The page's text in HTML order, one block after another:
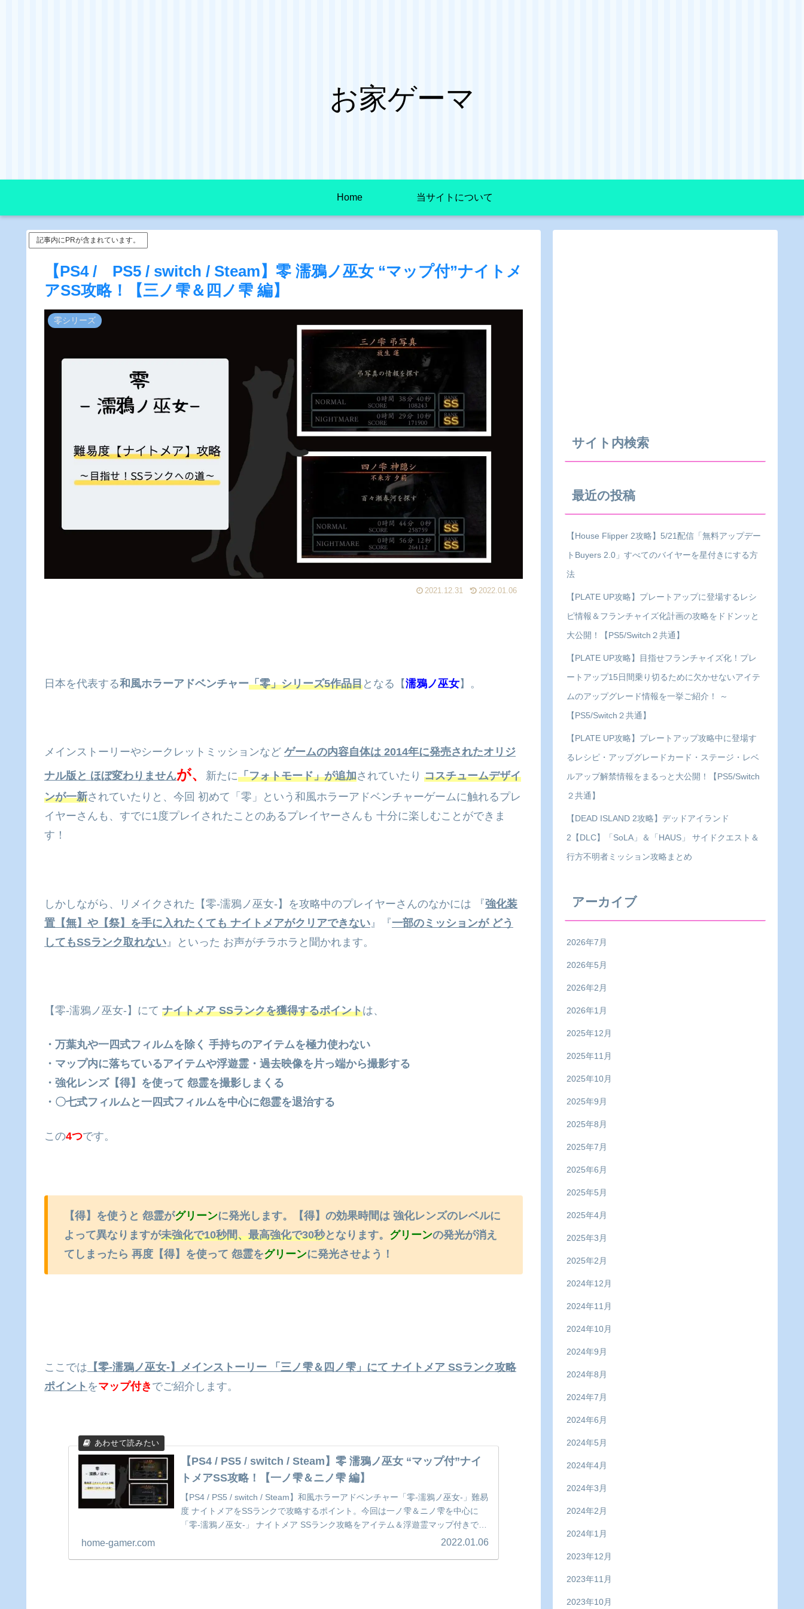
お家ゲーマ
Home 当サイトについて
記事内にPRが含まれています。
【PS4 / PS5 / switch / Steam】零 濡鴉ノ巫女 “マップ付”ナイトメ
アSS攻略！【三ノ雫＆四ノ雫 編】
零シリーズ
2021.12.31 2022.01.06
日本を代表する和風ホラーアドベンチャー「零」シリーズ5作品目となる【濡鴉ノ巫女】。
メインストーリーやシークレットミッションなど ゲームの内容自体は 2014年に発売されたオリジ
ナル版と ほぼ変わりませんが、 新たに「フォトモード」が追加されていたり コスチュームデザイ
ンが一新されていたりと、今回 初めて「零」という和風ホラーアドベンチャーゲームに触れるプレ
イヤーさんも、すでに1度プレイされたことのあるプレイヤーさんも 十分に楽しむことができま
す！
しかしながら、リメイクされた【零‐濡鴉ノ巫女‐】を攻略中のプレイヤーさんのなかには 『強化装
置【無】や【祭】を手に入れたくても ナイトメアがクリアできない 』『一部のミッションが どう
してもSSランク取れない 』といった お声がチラホラと聞かれます。
【零‐濡鴉ノ巫女‐】にて ナイトメア SSランクを獲得するポイントは、
・万葉丸や一四式フィルムを除く 手持ちのアイテムを極力使わない
・マップ内に落ちているアイテムや浮遊霊・過去映像を片っ端から撮影する
・強化レンズ【得】を使って 怨霊を撮影しまくる
・〇七式フィルムと一四式フィルムを中心に怨霊を退治する
この4つです。
【得】を使うと 怨霊がグリーンに発光します。【得】の効果時間は 強化レンズのレベルに
よって異なりますが未強化で10秒間、最高強化で30秒となります。 グリーンの発光が消え
てしまったら 再度【得】を使って 怨霊をグリーンに発光させよう！
ここでは 【零‐濡鴉ノ巫女‐】メインストーリー 「三ノ雫＆四ノ雫」にて ナイトメア SSランク攻略
ポイント をマップ付き でご紹介します。
【PS4 / PS5 / switch / Steam】零 濡鴉ノ巫女 “マップ付”ナイ
トメアSS攻略！【一ノ雫＆ニノ雫 編】
【PS4 / PS5 / switch / Steam】和風ホラーアドベンチャー「零‐濡鴉ノ巫女‐」難易
度 ナイトメアをSSランクで攻略するポイント。今回は一ノ雫＆ニノ雫を中心に
「零‐濡鴉ノ巫女‐」 ナイトメア SSランク攻略をアイテム＆浮遊霊マップ付きでご
home-gamer.com 2022.01.06
サイト内検索
最近の投稿
【House Flipper 2攻略】5/21配信「無料アップデー
トBuyers 2.0」すべてのバイヤーを星付きにする方
法
【PLATE UP攻略】プレートアップに登場するレシ
ピ情報＆フランチャイズ化計画の攻略をドドンッと
大公開！【PS5/Switch２共通】
【PLATE UP攻略】目指せフランチャイズ化！プレ
ートアップ15日間乗り切るために欠かせないアイテ
ムのアップグレード情報を一挙ご紹介！ ～
【PS5/Switch２共通】
【PLATE UP攻略】プレートアップ攻略中に登場す
るレシピ・アップグレードカード・ステージ・レベ
ルアップ解禁情報をまるっと大公開！【PS5/Switch
２共通】
【DEAD ISLAND 2攻略】デッドアイランド
2【DLC】「SoLA」＆「HAUS」 サイドクエスト＆
行方不明者ミッション攻略まとめ
アーカイブ
2026年7月
2026年5月
2026年2月
2026年1月
2025年12月
2025年11月
2025年10月
2025年9月
2025年8月
2025年7月
2025年6月
2025年5月
2025年4月
2025年3月
2025年2月
2024年12月
2024年11月
2024年10月
2024年9月
2024年8月
2024年7月
2024年6月
2024年5月
2024年4月
2024年3月
2024年2月
2024年1月
2023年12月
2023年11月
2023年10月